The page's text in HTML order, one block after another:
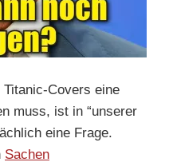
Covers eine
muss, ist in “unserer
eine Frage.
Sachen